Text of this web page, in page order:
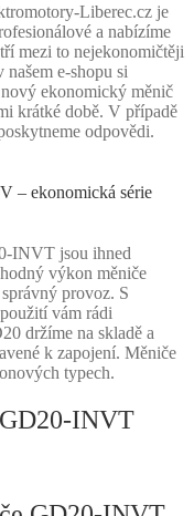
Liberec.cz je
a nabízíme
mezi to nejekonomičtěji
e-shopu si
ekonomický měnič
krátké době. V případě
odpovědi.
– ekonomická série
INVT jsou ihned
výkon měniče
provoz. S
vám rádi
držíme na skladě a
k zapojení. Měniče
typech.
INVT